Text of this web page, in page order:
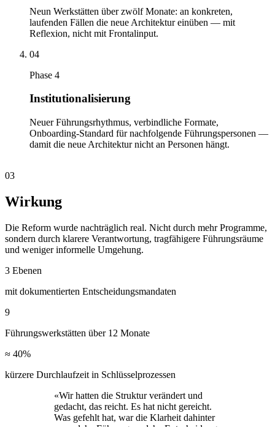
Neun Werkstätten über zwölf Monate: an konkreten,
laufenden Fällen die neue Architektur einüben — mit
Reflexion, nicht mit Frontalinput.
04
Phase 4
Institutionalisierung
Neuer Führungsrhythmus, verbindliche Formate,
Onboarding-Standard für nachfolgende Führungspersonen —
damit die neue Architektur nicht an Personen hängt.
03
Wirkung
Die Reform wurde nachträglich real. Nicht durch mehr Programme,
sondern durch klarere Verantwortung, tragfähigere Führungsräume
und weniger informelle Umgehung.
3 Ebenen
mit dokumentierten Entscheidungsmandaten
9
Führungswerkstätten über 12 Monate
≈ 40%
kürzere Durchlaufzeit in Schlüsselprozessen
«Wir hatten die Struktur verändert und
gedacht, das reicht. Es hat nicht gereicht.
Was gefehlt hat, war die Klarheit dahinter